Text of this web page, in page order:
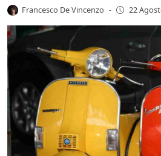
Francesco De Vincenzo - 22